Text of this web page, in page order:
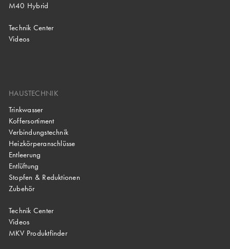
M40 Hybrid
Technik Center
Videos
HAUSTECHNIK
Trinkwasser
Koffersortiment
Verbindungstechnik
Heizkörperanschlüsse
Entleerung
Entlüftung
Stopfen & Reduktionen
Zubehör
Technik Center
Videos
MKV Produktfinder